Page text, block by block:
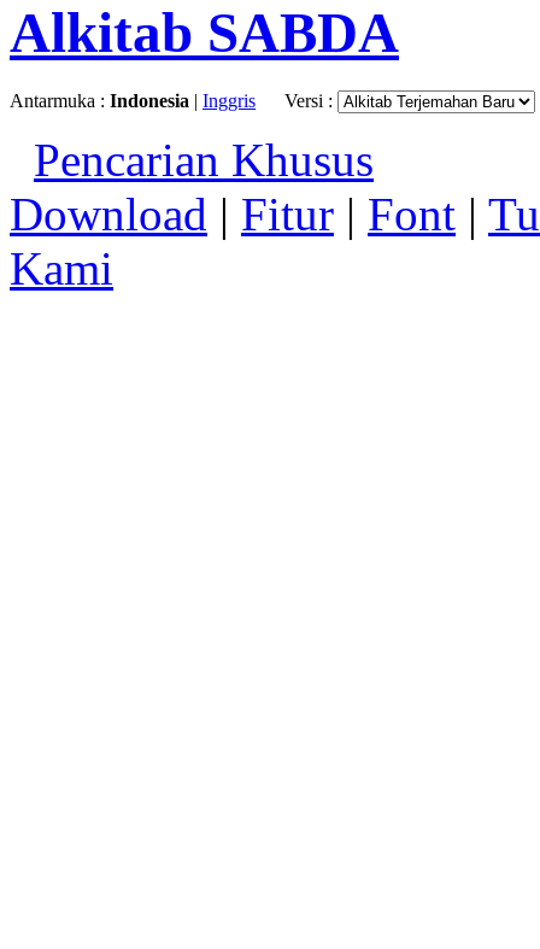
Alkitab SABDA
Antarmuka : Indonesia | Inggris Versi :
Pencarian Khusus
Download | Fitur | Font |
Kami